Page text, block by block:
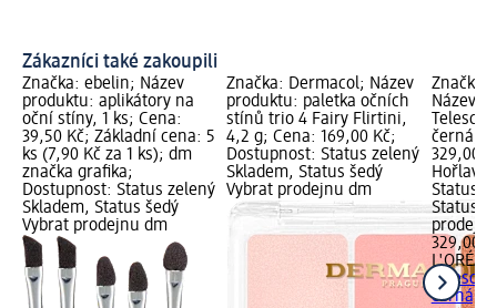
Zákazníci také zakoupili
Značka: ebelin; Název
produktu: aplikátory na
oční stíny, 1 ks; Cena:
39,50 Kč; Základní cena: 5
ks (7,90 Kč za 1 ks); dm
značka grafika;
Dostupnost: Status zelený
Skladem, Status šedý
Vybrat prodejnu dm
Značka: Dermacol; Název
produktu: paletka očních
stínů trio 4 Fairy Flirtini,
4,2 g; Cena: 169,00 Kč;
Dostupnost: Status zelený
Skladem, Status šedý
Vybrat prodejnu dm
Značka:
Název
černá, 8
329,00
Hořlavé
Status
Status
329,00
L'ORÉAL
černá, 8